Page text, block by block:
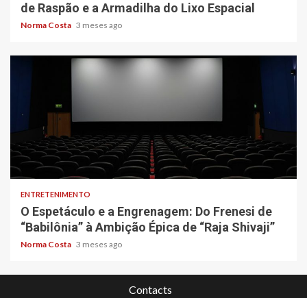
de Raspão e a Armadilha do Lixo Espacial
Norma Costa 3 meses ago
4 min read
ENTRETENIMENTO
O Espetáculo e a Engrenagem: Do Frenesi de
“Babilônia” à Ambição Épica de “Raja Shivaji”
Norma Costa 3 meses ago
Contacts